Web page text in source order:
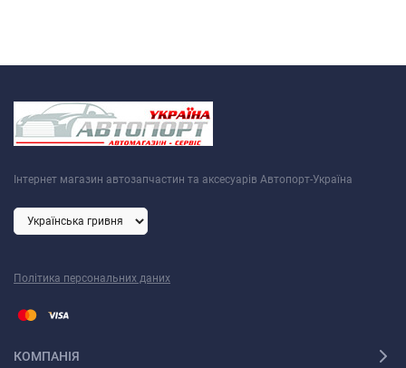
Інтернет магазин автозапчастин та аксесуарів Автопорт-Україна
Політика персональних даних
КОМПАНІЯ